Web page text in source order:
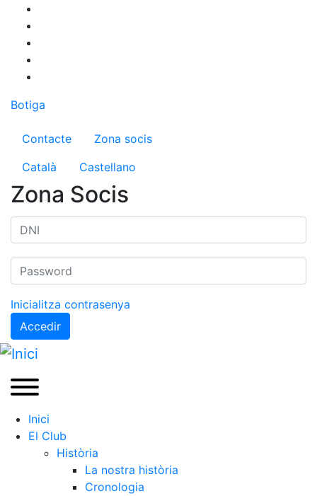
contingut
Botiga
Menú del compte d'usuari
Contacte
Zona socis
Català
Castellano
Zona Socis
Inicialitza contrasenya
Accedir
Inici
El Club
Història
La nostra història
Cronologia